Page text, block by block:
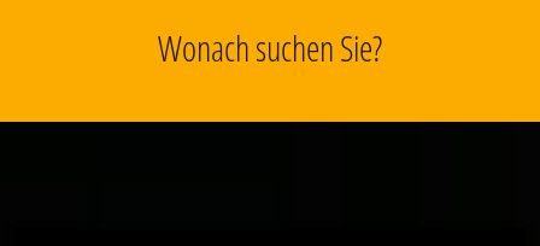
Wonach suchen Sie?